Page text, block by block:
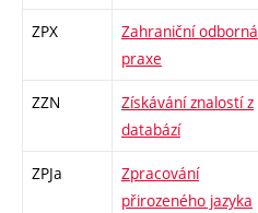
ZPX
Zahraniční odborná
praxe
ZZN
Získávání znalostí z
databází
ZPJa
Zpracování
přirozeného jazyka